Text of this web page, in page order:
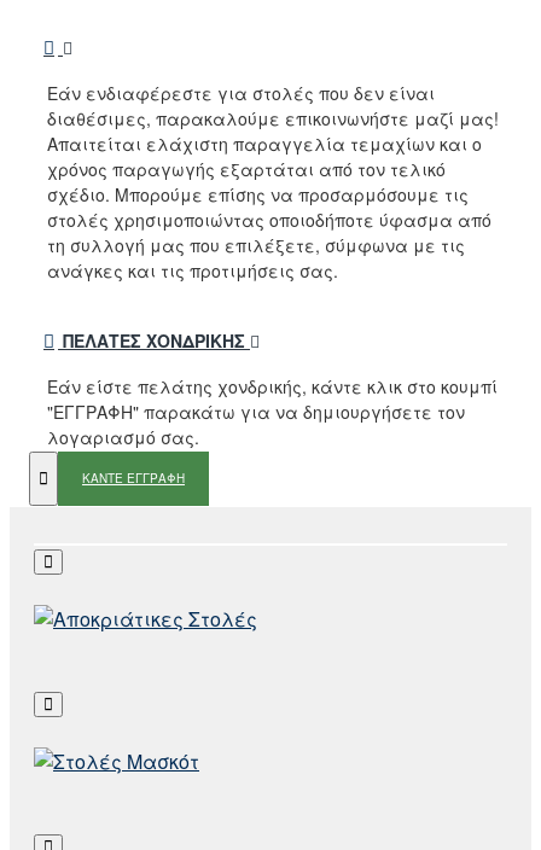
Εάν ενδιαφέρεστε για στολές που δεν είναι
διαθέσιμες, παρακαλούμε επικοινωνήστε μαζί μας!
Απαιτείται ελάχιστη παραγγελία τεμαχίων και ο
χρόνος παραγωγής εξαρτάται από τον τελικό
σχέδιο. Μπορούμε επίσης να προσαρμόσουμε τις
στολές χρησιμοποιώντας οποιοδήποτε ύφασμα από
τη συλλογή μας που επιλέξετε, σύμφωνα με τις
ανάγκες και τις προτιμήσεις σας.
ΠΕΛΆΤΕΣ ΧΟΝΔΡΙΚΉΣ
Εάν είστε πελάτης χονδρικής, κάντε κλικ στο κουμπί
"ΕΓΓΡΑΦΗ" παρακάτω για να δημιουργήσετε τον
λογαριασμό σας.
ΚΑΝΤΕ ΕΓΓΡΑΦΗ